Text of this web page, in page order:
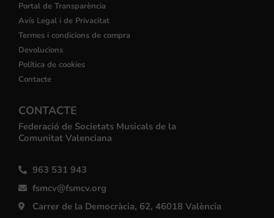
Portal de Transparència
Avís Legal i de Privacitat
Termes i condicions de compra
Devolucions
Política de cookies
Contacte
CONTACTE
Federació de Societats Musicals de la
Comunitat Valenciana
963 531 943
fsmcv@fsmcv.org
Carrer de la Democràcia, 62, 46018 València